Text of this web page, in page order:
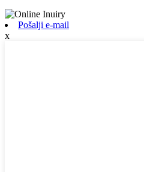
Pošalji e-mail
x